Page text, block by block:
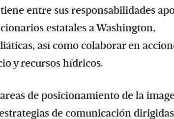
entre sus responsabilidades
estatales a Washington,
así como colaborar en
y recursos hídricos.
de posicionamiento de la
de comunicación